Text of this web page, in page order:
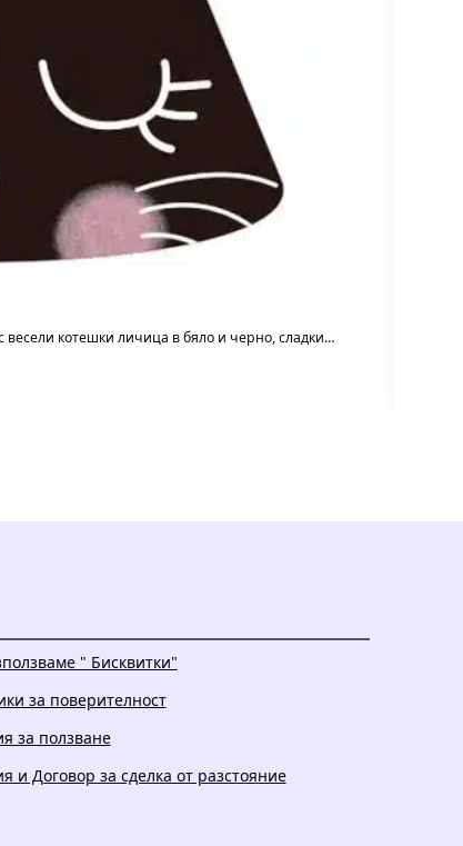
котешки личица в бяло и черно, сладки…
" Бисквитки"
за поверителност
за ползване
и Договор за сделка от разстояние